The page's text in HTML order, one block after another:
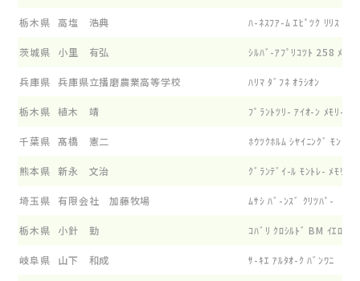
栃木県 高塩 浩典 ﾊ-ﾈｽﾌｱ-ﾑ ｴﾋﾟﾂｸ ﾘﾘｽ
茨城県 小里 有弘 ｼﾙﾊﾞ-ｱﾌﾟﾘｺﾂﾄ 258 ﾒｲﾌ
兵庫県 兵庫県立播磨農業高等学校 ﾊﾘﾏ ﾀﾞﾌﾈ ｵﾗｼｵﾝ
栃木県 植木 靖 ﾌﾟﾗﾝﾄﾂﾘ- ｱｲｵ-ﾝ ﾒﾓﾘ-
千葉県 髙橋 憲二 ﾎｳﾂｸﾎﾙﾑ ｼﾔｲﾆﾝｸﾞ ﾓﾝﾄﾚ-
熊本県 新永 文治 ｸﾞﾗﾝﾃﾞｲ-ﾙ ﾓﾝﾄﾚ- ﾒﾓﾘ-
埼玉県 有限会社 加藤牧場 ﾑｻｼ ﾊﾞ-ﾝｽﾞ ｸﾘﾂﾊﾟ-
栃木県 小針 勤 ｺﾊﾞﾘ ｸﾛｼﾙﾄﾞ BM ｲｴﾛ-ﾏ
岐阜県 山下 和成 ｻ-ｷｴ ｱﾙﾀｵ-ｸ ﾊﾞﾝﾜﾆ